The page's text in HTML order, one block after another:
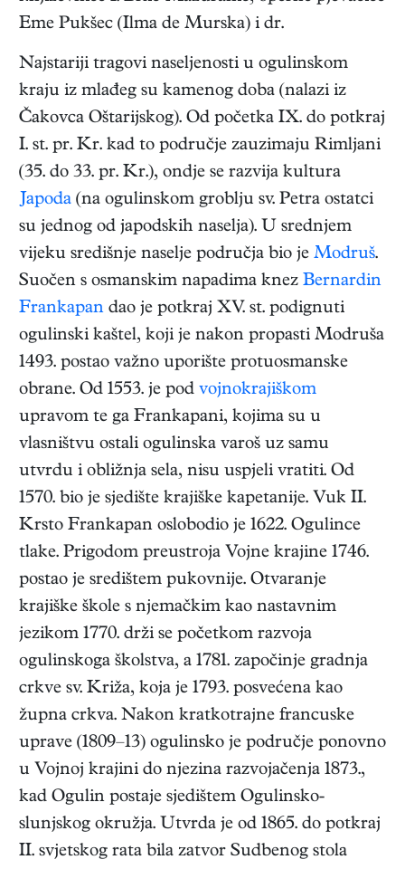
Eme Pukšec (Ilma de Murska) i dr.
Najstariji tragovi naseljenosti u ogulinskom
kraju iz mlađeg su kamenog doba (nalazi iz
Čakovca Oštarijskog). Od početka IX. do potkraj
I. st. pr. Kr. kad to područje zauzimaju Rimljani
(35. do 33. pr. Kr.), ondje se razvija kultura
Japoda (na ogulinskom groblju sv. Petra ostatci
su jednog od japodskih naselja). U srednjem
vijeku središnje naselje područja bio je Modruš.
Suočen s osmanskim napadima knez Bernardin
Frankapan dao je potkraj XV. st. podignuti
ogulinski kaštel, koji je nakon propasti Modruša
1493. postao važno uporište protuosmanske
obrane. Od 1553. je pod vojnokrajiškom
upravom te ga Frankapani, kojima su u
vlasništvu ostali ogulinska varoš uz samu
utvrdu i obližnja sela, nisu uspjeli vratiti. Od
1570. bio je sjedište krajiške kapetanije. Vuk II.
Krsto Frankapan oslobodio je 1622. Ogulince
tlake. Prigodom preustroja Vojne krajine 1746.
postao je središtem pukovnije. Otvaranje
krajiške škole s njemačkim kao nastavnim
jezikom 1770. drži se početkom razvoja
ogulinskoga školstva, a 1781. započinje gradnja
crkve sv. Križa, koja je 1793. posvećena kao
župna crkva. Nakon kratkotrajne francuske
uprave (1809–13) ogulinsko je područje ponovno
u Vojnoj krajini do njezina razvojačenja 1873.,
kad Ogulin postaje sjedištem Ogulinsko-
slunjskog okružja. Utvrda je od 1865. do potkraj
II. svjetskog rata bila zatvor Sudbenog stola